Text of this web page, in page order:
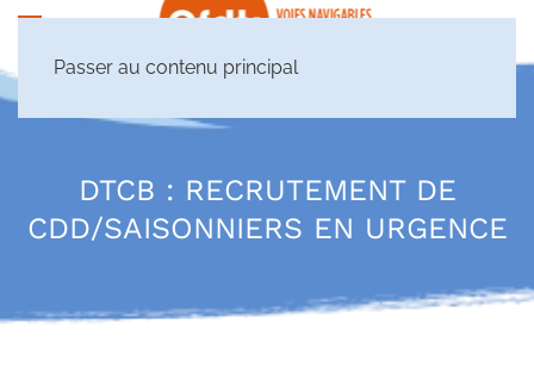
Passer au contenu principal
DTCB : RECRUTEMENT DE
CDD/SAISONNIERS EN URGENCE